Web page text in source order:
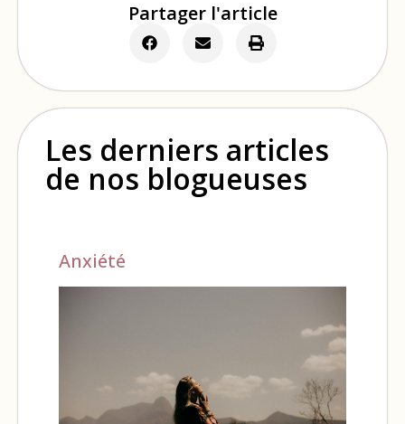
Partager l'article
Les derniers articles
de nos blogueuses
Anxiété